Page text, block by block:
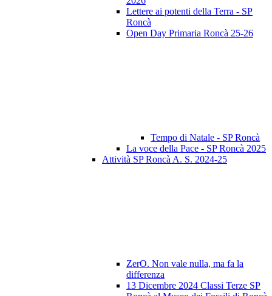
Lettere ai potenti della Terra - SP
Roncà
Open Day Primaria Roncà 25-26
Tempo di Natale - SP Roncà
La voce della Pace - SP Roncà 2025
Attività SP Roncà A. S. 2024-25
ZerO. Non vale nulla, ma fa la
differenza
13 Dicembre 2024 Classi Terze SP